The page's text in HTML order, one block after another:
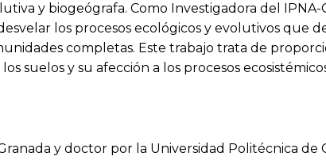
y biogeógrafa. Como Investigadora del
los procesos ecológicos y evolutivos que
completas. Este trabajo trata de
suelos y su afección a los procesos
y doctor por la Universidad Politécnica de